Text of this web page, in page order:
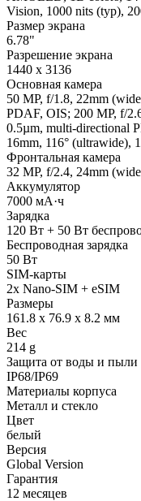
Vision, 1000 nits (typ),
Размер экрана
6.78"
Разрешение экрана
1440 x 3136
Основная камера
50 MP, f/1.8, 22mm
PDAF, OIS; 200 MP, f/
0.5µm, multi-directional
16mm, 116° (ultrawide),
Фронтальная камера
32 MP, f/2.4, 24mm
Аккумулятор
7000 мА·ч
Зарядка
120 Вт + 50 Вт
Беспроводная зарядка
50 Вт
SIM-карты
2x Nano-SIM + eSIM
Размеры
161.8 x 76.9 x 8.2 мм
Вес
214 g
Защита от воды и пыли
IP68/IP69
Материалы корпуса
Металл и стекло
Цвет
белый
Версия
Global Version
Гарантия
12 месяцев